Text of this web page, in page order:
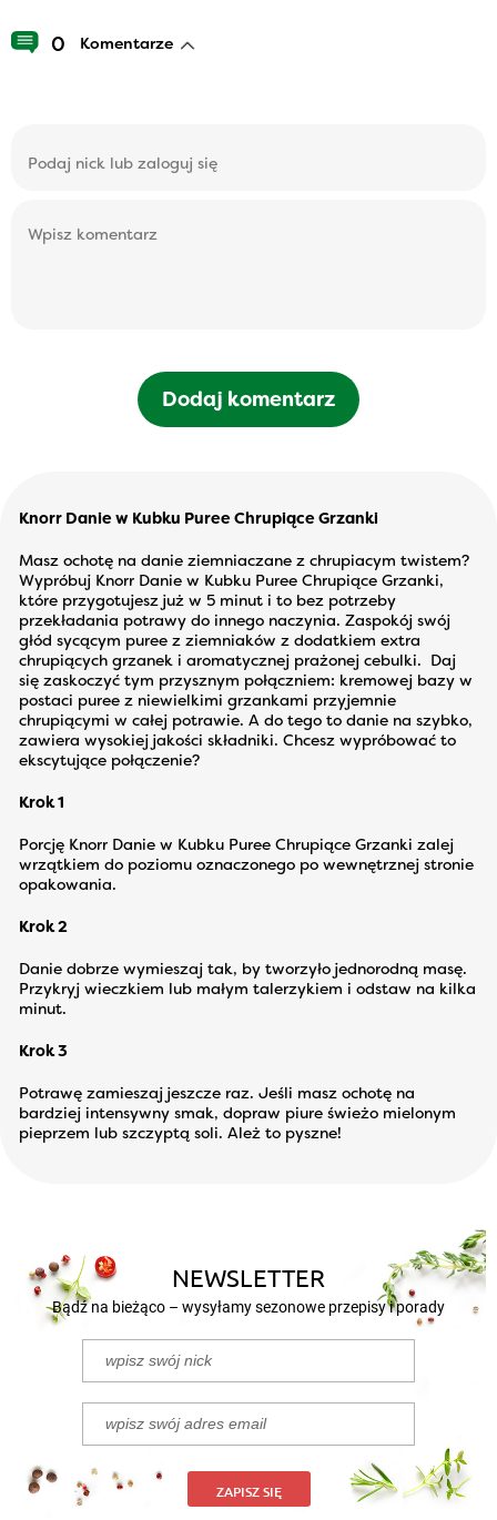
0 Komentarze
Dodaj komentarz
Knorr Danie w Kubku Puree Chrupiące Grzanki
Masz ochotę na danie ziemniaczane z chrupiacym twistem?
Wypróbuj Knorr Danie w Kubku Puree Chrupiące Grzanki,
które przygotujesz już w 5 minut i to bez potrzeby
przekładania potrawy do innego naczynia. Zaspokój swój
głód sycącym puree z ziemniaków z dodatkiem extra
chrupiących grzanek i aromatycznej prażonej cebulki. Daj
się zaskoczyć tym przysznym połączniem: kremowej bazy w
postaci puree z niewielkimi grzankami przyjemnie
chrupiącymi w całej potrawie. A do tego to danie na szybko,
zawiera wysokiej jakości składniki. Chcesz wypróbować to
ekscytujące połączenie?
Krok 1
Porcję Knorr Danie w Kubku Puree Chrupiące Grzanki zalej
wrzątkiem do poziomu oznaczonego po wewnętrznej stronie
opakowania.
Krok 2
Danie dobrze wymieszaj tak, by tworzyło jednorodną masę.
Przykryj wieczkiem lub małym talerzykiem i odstaw na kilka
minut.
Krok 3
Potrawę zamieszaj jeszcze raz. Jeśli masz ochotę na
bardziej intensywny smak, dopraw piure świeżo mielonym
pieprzem lub szczyptą soli. Ależ to pyszne!
NEWSLETTER
Bądź na bieżąco – wysyłamy sezonowe przepisy i porady
ZAPISZ SIĘ